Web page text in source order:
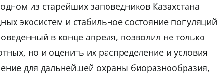
из старейших заповедников Казахстана
экосистем и стабильное состояние популяций
в конце апреля, позволил не только
но и оценить их распределение и условия
для дальнейшей охраны биоразнообразия,